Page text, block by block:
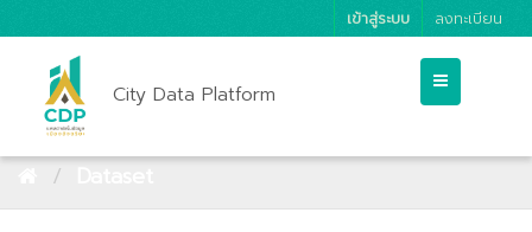
เข้าสู่ระบบ ลงทะเบียน
City Data Platform